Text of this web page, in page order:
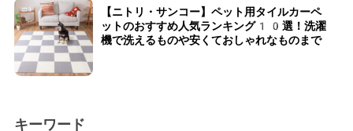
【ニトリ・サンコー】ペット用タイルカーペ
ットのおすすめ人気ランキング10選！洗濯
機で洗えるものや安くておしゃれなものまで
キーワード